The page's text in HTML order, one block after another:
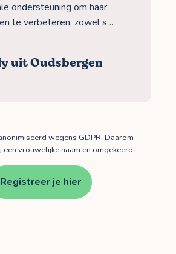
ondersteuning om haar
te verbeteren, zowel s…
uit Oudsbergen
wegens GDPR. Daarom
een vrouwelijke naam en omgekeerd.
Registreer je hier